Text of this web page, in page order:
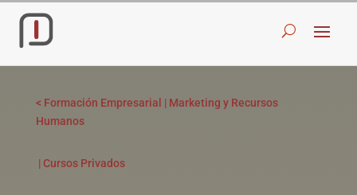
< Formación Empresarial | Marketing y Recursos
Humanos
|Cursos Privados